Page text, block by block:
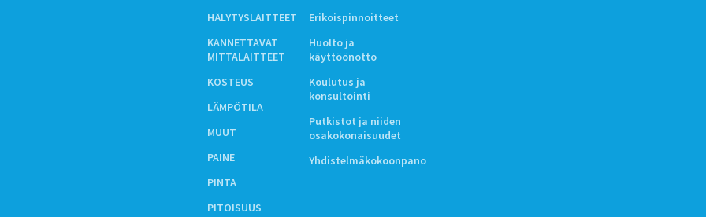
HÄLYTYSLAITTEET
KANNETTAVAT
MITTALAITTEET
KOSTEUS
LÄMPÖTILA
MUUT
PAINE
PINTA
PITOISUUS
Erikoispinnoitteet
Huolto ja
käyttöönotto
Koulutus ja
konsultointi
Putkistot ja niiden
osakokonaisuudet
Yhdistelmäkokoonpano